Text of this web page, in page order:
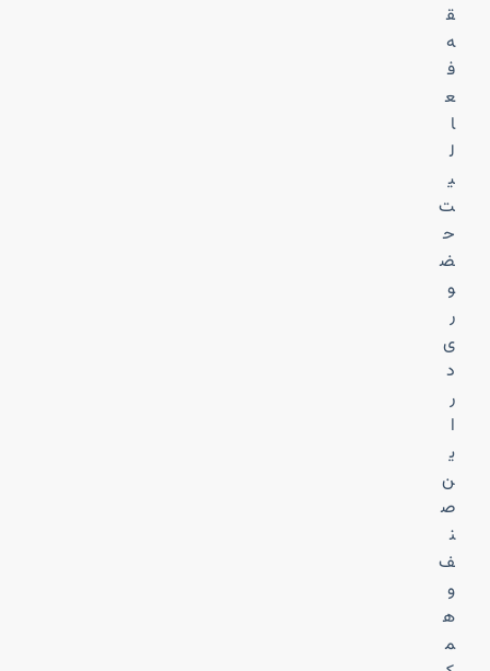
ق
ه
ف
ع
ا
ل
ی
ت
ح
ض
و
ر
ی
د
ر
ا
ی
ن
ص
ن
ف
و
ه
م